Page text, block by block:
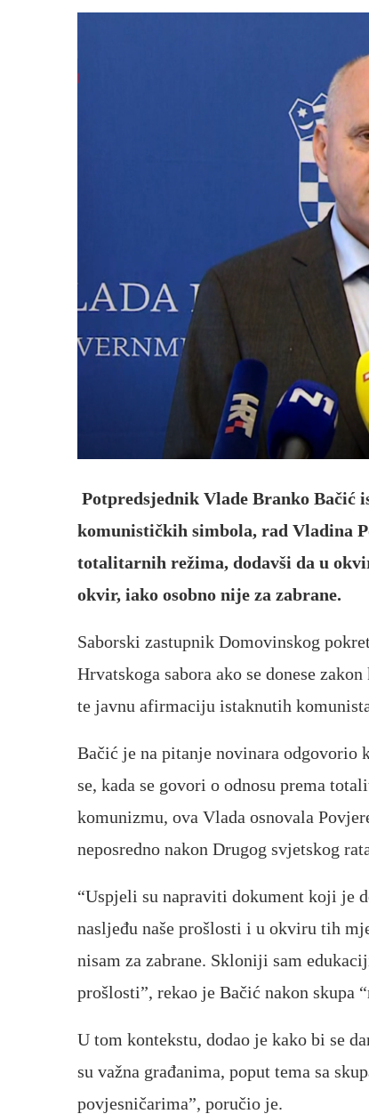
Potpredsjednik Vlade Branko Bačić
komunističkih simbola, rad Vladina
totalitarnih režima, dodavši da u
okvir, iako osobno nije za zabrane.
Saborski zastupnik Domovinskog
Hrvatskoga sabora ako se donese
te javnu afirmaciju istaknutih
Bačić je na pitanje novinara odgovorio
se, kada se govori o odnosu prema
komunizmu, ova Vlada osnovala
neposredno nakon Drugog svjetskog
“Uspjeli su napraviti dokument koji je
nasljeđu naše prošlosti i u okviru tih
nisam za zabrane. Skloniji sam
prošlosti”, rekao je Bačić nakon skupa
U tom kontekstu, dodao je kako bi se
su važna građanima, poput tema sa
povjesničarima”, poručio je.